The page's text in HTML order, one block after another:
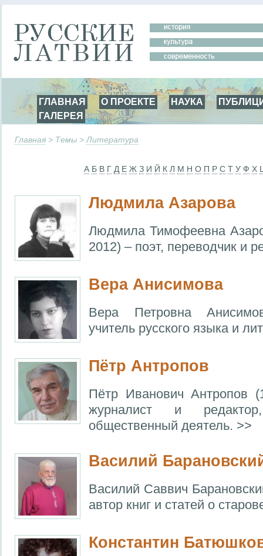
ГЛАВНАЯ О ПРОЕКТЕ НАУКА
ГАЛЕРЕЯ
Главная > Темы > Литература
А Б В Г Д Е Ж З И Й К Л М Н О П Р С Т У Ф Х
Людмила Азарова
Людмила Тимофеевна
2012) – поэт, переводчик и
Вера Анисимова
Вера Петровна
учитель русского языка и
Пётр Антропов
Пётр Иванович Антропов
журналист и
общественный деятель. >>
Василий
Василий Саввич
автор книг и статей о
Константин